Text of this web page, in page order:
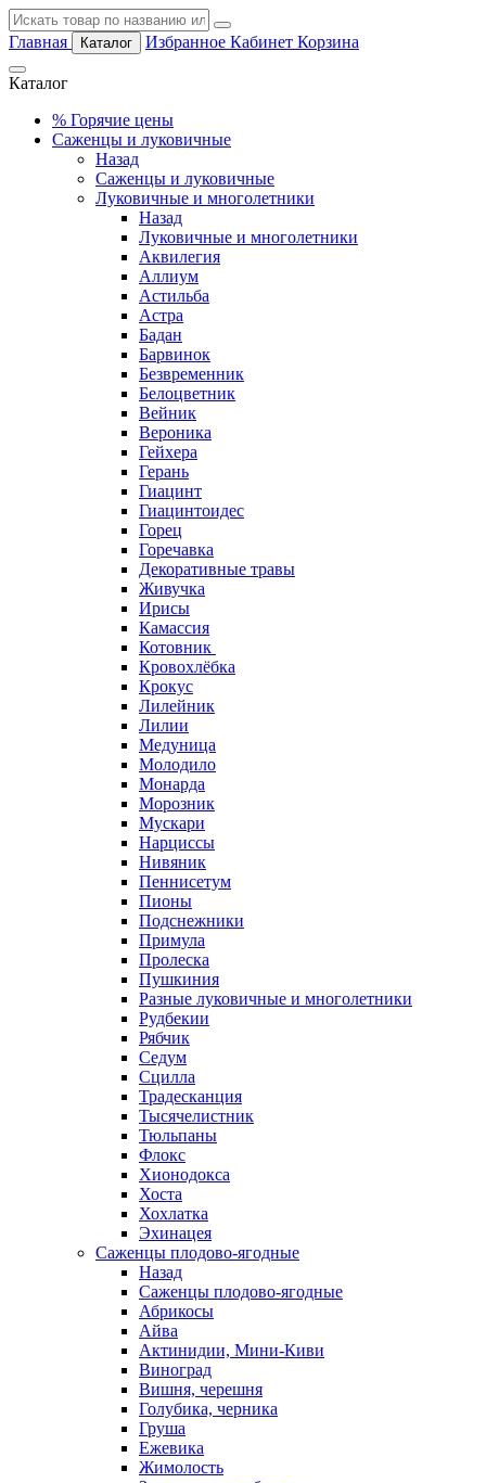
Главная Каталог Избранное Кабинет Корзина
Каталог
% Горячие цены
Саженцы и луковичные
Назад
Саженцы и луковичные
Луковичные и многолетники
Назад
Луковичные и многолетники
Аквилегия
Аллиум
Астильба
Астра
Бадан
Барвинок
Безвременник
Белоцветник
Вейник
Вероника
Гейхера
Герань
Гиацинт
Гиацинтоидес
Горец
Горечавка
Декоративные травы
Живучка
Ирисы
Камассия
Котовник
Кровохлёбка
Крокус
Лилейник
Лилии
Медуница
Молодило
Монарда
Морозник
Мускари
Нарциссы
Нивяник
Пеннисетум
Пионы
Подснежники
Примула
Пролеска
Пушкиния
Разные луковичные и многолетники
Рудбекии
Рябчик
Седум
Сцилла
Традесканция
Тысячелистник
Тюльпаны
Флокс
Хионодокса
Хоста
Хохлатка
Эхинацея
Саженцы плодово-ягодные
Назад
Саженцы плодово-ягодные
Абрикосы
Айва
Актинидии, Мини-Киви
Виноград
Вишня, черешня
Голубика, черника
Груша
Ежевика
Жимолость